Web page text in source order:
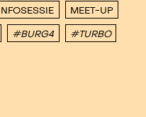
MEET-UP
#BURG4 #TURBO